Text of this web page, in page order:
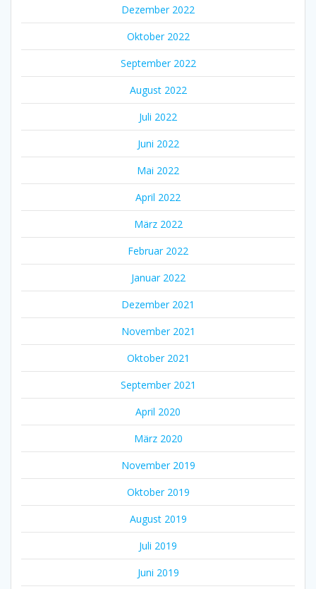
Dezember 2022
Oktober 2022
September 2022
August 2022
Juli 2022
Juni 2022
Mai 2022
April 2022
März 2022
Februar 2022
Januar 2022
Dezember 2021
November 2021
Oktober 2021
September 2021
April 2020
März 2020
November 2019
Oktober 2019
August 2019
Juli 2019
Juni 2019